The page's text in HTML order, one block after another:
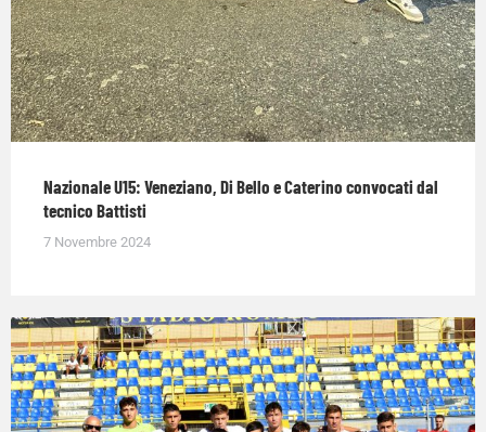
Nazionale U15: Veneziano, Di Bello e Caterino convocati dal
tecnico Battisti
7 Novembre 2024